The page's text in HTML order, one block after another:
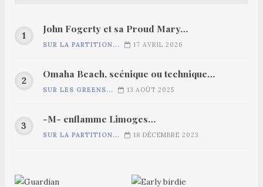
John Fogerty et sa Proud Mary…
SUR LA PARTITION... 17 AVRIL 2026
Omaha Beach, scénique ou technique…
SUR LES GREENS... 13 AOÛT 2025
-M- enflamme Limoges…
SUR LA PARTITION... 18 DÉCEMBRE 2023